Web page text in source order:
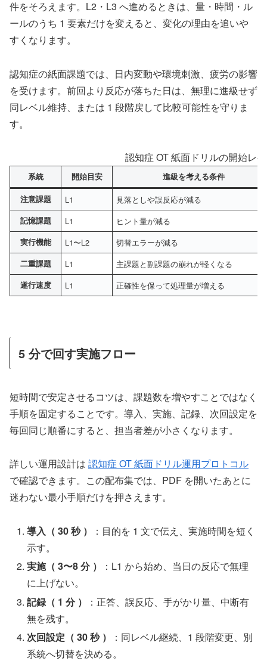
件をそろえます。L2・L3 へ進めるときは、量・時間・ル
ールのうち 1 要素だけを変えると、変化の理由を追いや
すくなります。
認知症の紙面課題では、日内変動や環境刺激、疲労の影響
を受けます。前回より反応が落ちた日は、無理に進級せず
同レベル維持、または 1 段階戻して比較可能性を守りま
す。
認知症 OT 紙面ドリルの開始レ
系統 開始目安 進級を考える条件
注意課題 L1 見落としや誤反応が減る
記憶課題 L1 ヒント量が減る
実行機能 L1〜L2 切替エラーが減る
二重課題 L1 主課題と副課題の崩れが軽くなる
遂行速度 L1 正確性を保って処理量が増える
5 分で回す実施フロー
短時間で安定させるコツは、課題数を増やすことではなく
手順を固定することです。導入、実施、記録、次回設定を
毎回同じ順番にすると、担当者差が小さくなります。
詳しい運用設計は 認知症 OT 紙面ドリル運用プロトコル
で確認できます。この配布集では、PDF を開いたあとに
迷わない最小手順だけを押さえます。
導入（ 30 秒 ）
：目的を 1 文で伝え、実施時間を短く
示す。
実施（ 3〜8 分 ）
：L1 から始め、当日の反応で無理
に上げない。
記録（ 1 分 ）
：正答、誤反応、手がかり量、中断有
無を残す。
次回設定（ 30 秒 ）
：同レベル継続、1 段階変更、別
系統へ切替を決める。